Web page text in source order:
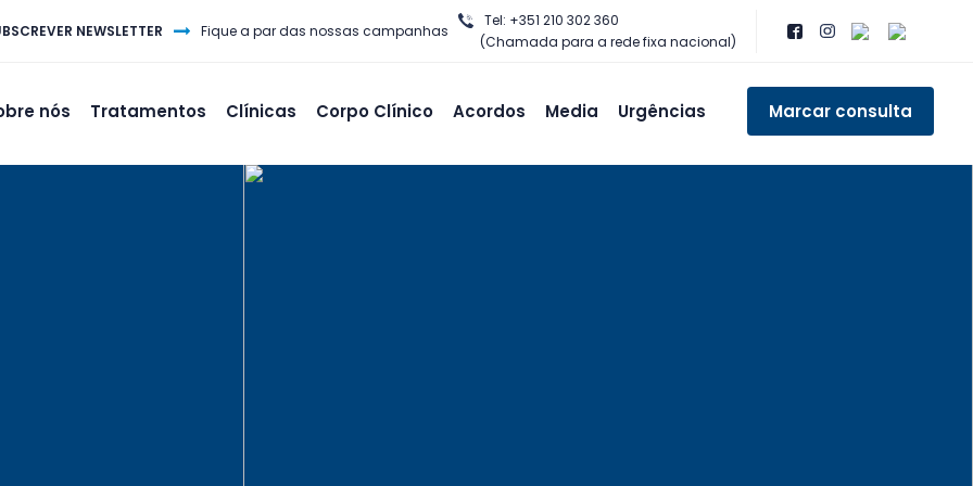
NEWSLETTER Fique a par das nossas campanhas
Tel: +351 210 302 360
(Chamada para a rede fixa nacional)
nós Tratamentos Clínicas Corpo Clínico Acordos Media Urgências Marcar consulta